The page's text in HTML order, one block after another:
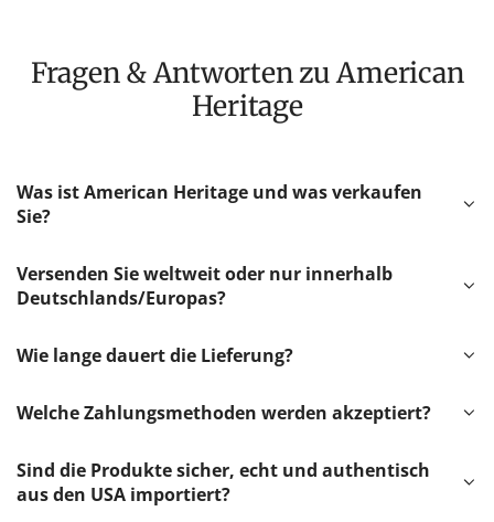
Fragen & Antworten zu American
Heritage
Was ist American Heritage und was verkaufen
Sie?
Versenden Sie weltweit oder nur innerhalb
Deutschlands/Europas?
Wie lange dauert die Lieferung?
Welche Zahlungsmethoden werden akzeptiert?
Sind die Produkte sicher, echt und authentisch
aus den USA importiert?